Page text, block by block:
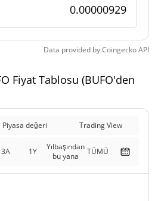
$8.342,43
$8.342,43
Data provided byCoingeckoAPI
Fiyat Tablosu (BUFO'den
Piyasa değeri Trading View
3A 1Y
Yılbaşından
bu yana
TÜMÜ